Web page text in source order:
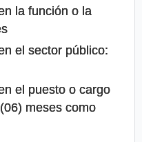
la función o la
el sector público:
el puesto o cargo
meses como